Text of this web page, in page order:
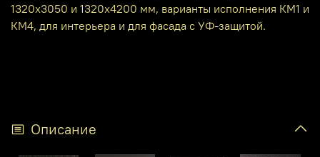
1320х3050 и 1320х4200 мм, варианты исполнения КМ1 и
КМ4, для интерьера и для фасада с УФ-защитой.
Описание